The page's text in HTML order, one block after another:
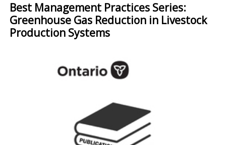
d’Ariane
Best Management Practices Series:
Greenhouse Gas Reduction in Livestock
Production Systems